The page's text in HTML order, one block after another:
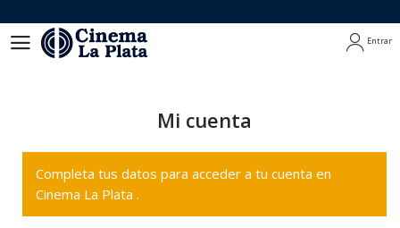
Entrar
Mi cuenta
Completa tus datos para acceder a tu cuenta en
Cinema La Plata .